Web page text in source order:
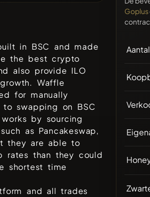
in BSC and made
the best crypto
also provide ILO
Waffle
for manually
swapping on BSC
by sourcing
as Pancakeswap,
they are able to
rates than they could
shortest time
and all trades
Goplus